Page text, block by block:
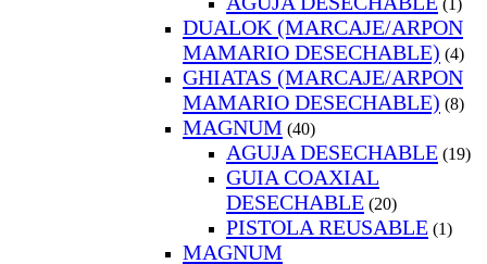
(1)
DUALOK (MARCAJE/ARPON
MAMARIO DESECHABLE) (4)
GHIATAS (MARCAJE/ARPON
MAMARIO DESECHABLE) (8)
MAGNUM (40)
AGUJA DESECHABLE (19)
GUIA COAXIAL
DESECHABLE (20)
PISTOLA REUSABLE (1)
MAGNUM